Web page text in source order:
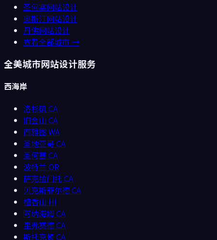
圣何塞网站设计
奥斯汀网站设计
丹佛网站设计
查看全部城市 →
全美城市网站设计服务
西海岸
洛杉矶CA
旧金山 CA
西雅图 WA
圣地亚哥 CA
圣何塞CA
波特兰 OR
萨克拉门托 CA
贝克斯菲尔德CA
檀香山 HI
阿纳海姆CA
里弗赛德CA
斯托克顿 CA